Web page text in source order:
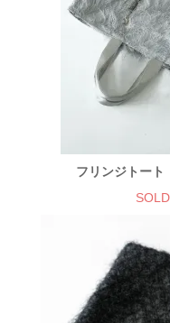
フリンジト